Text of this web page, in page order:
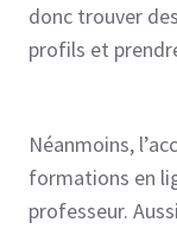
donc trouver
profils et
Néanmoins,
formations en
professeur.